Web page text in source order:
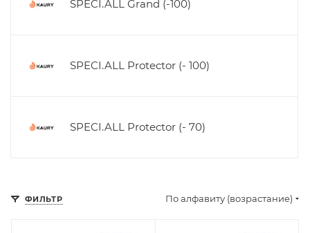
SPECI.ALL Grand (-100)
SPECI.ALL Protector (- 100)
SPECI.ALL Protector (- 70)
ФИЛЬТР По алфавиту (возрастание)